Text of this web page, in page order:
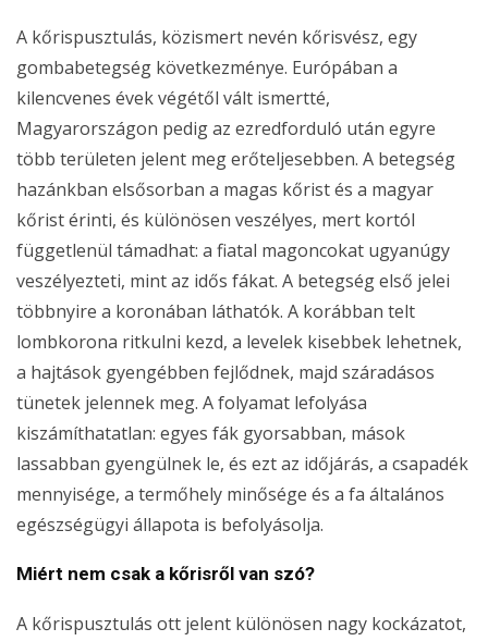
A kőrispusztulás, közismert nevén kőrisvész, egy
gombabetegség következménye. Európában a
kilencvenes évek végétől vált ismertté,
Magyarországon pedig az ezredforduló után egyre
több területen jelent meg erőteljesebben. A betegség
hazánkban elsősorban a magas kőrist és a magyar
kőrist érinti, és különösen veszélyes, mert kortól
függetlenül támadhat: a fiatal magoncokat ugyanúgy
veszélyezteti, mint az idős fákat. A betegség első jelei
többnyire a koronában láthatók. A korábban telt
lombkorona ritkulni kezd, a levelek kisebbek lehetnek,
a hajtások gyengébben fejlődnek, majd száradásos
tünetek jelennek meg. A folyamat lefolyása
kiszámíthatatlan: egyes fák gyorsabban, mások
lassabban gyengülnek le, és ezt az időjárás, a csapadék
mennyisége, a termőhely minősége és a fa általános
egészségügyi állapota is befolyásolja.
Miért nem csak a kőrisről van szó?
A kőrispusztulás ott jelent különösen nagy kockázatot,